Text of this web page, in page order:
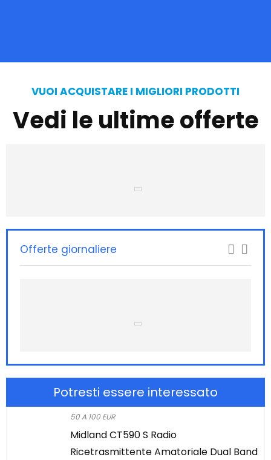
VUOI ACQUISTARE I MIGLIORI PRODOTTI
Vedi le ultime offerte
Offerte giornaliere
Potresti essere interessato
50 A 100 EUR
Midland CT590 S Radio
Ricetrasmittente Amatoriale Dual Band